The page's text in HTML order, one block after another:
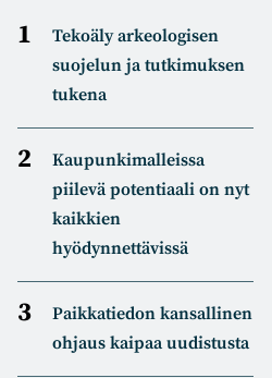
Tekoäly arkeologisen
suojelun ja tutkimuksen
tukena
Kaupunkimalleissa
piilevä potentiaali on nyt
kaikkien
hyödynnettävissä
Paikkatiedon kansallinen
ohjaus kaipaa uudistusta